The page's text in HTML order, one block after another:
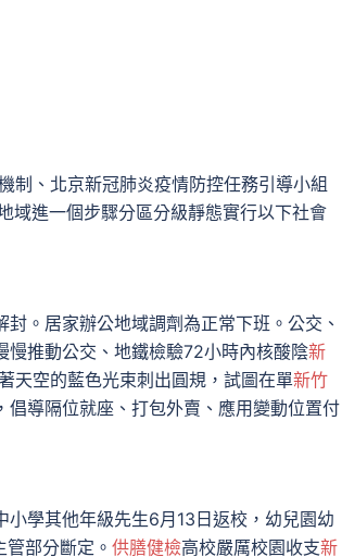
、北京新冠肺炎疫情防控任務引導小組
域進一個步驟分區分級靜態實行以下社會
。居家辦公地域調劑為正常下班。公交、
推動公交、地鐵檢驗72小時內核酸陰新
天空的藍色光束刺出圓規，試圖在單新竹
導隔位就座、打包外賣、應用變動位置付
學其他年級先生6月13日返校，幼兒園幼
部分斷定。 供膳健檢高校嚴厲校園收支新